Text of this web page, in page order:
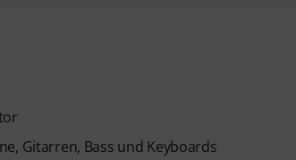
Gitarren, Bass und Keyboards